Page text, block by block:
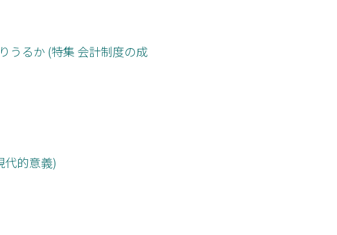
うるか (特集 会計制度の成
代的意義)